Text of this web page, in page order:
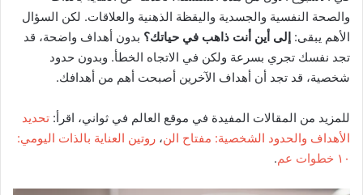
والصحة النفسية والجسدية واليقظة الذهنية والعلاقات. لكن السؤال
الأهم يبقى: إلى أين أنت ذاهب في حياتك؟ بدون أهداف واضحة، قد
تجد نفسك تجري بسرعة ولكن في الاتجاه الخطأ. وبدون حدود
شخصية، قد تجد أن أهداف الآخرين أصبحت أهم من أهدافك.
للمزيد من المقالات المفيدة في موقع العالم في ثواني، اقرأ: تحديد
الأهداف والحدود الشخصية: مفتاح الن، روتين العناية بالذات اليومي:
١٠ خطوات عم
.